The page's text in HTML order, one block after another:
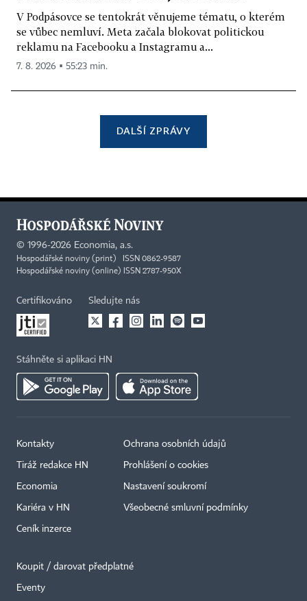
V Podpásovce se tentokrát věnujeme tématu, o kterém
se vůbec nemluví. Meta začala blokovat politickou
reklamu na Facebooku a Instagramu a...
7. 8. 2026 ▪ 55:23 min.
DALŠÍ ZPRÁVY
© 1996-2026 Economia, a.s.
Hospodářské noviny (print) ISSN 0862-9587
Hospodářské noviny (online) ISSN 2787-950X
Certifikováno Sledujte nás
Stáhněte si aplikaci HN
Kontakty
Tiráž redakce HN
Economia
Kariéra v HN
Ceník inzerce
Ochrana osobních údajů
Prohlášení o cookies
Nastavení soukromí
Všeobecné smluvní podmínky
Koupit / darovat předplatné
Eventy